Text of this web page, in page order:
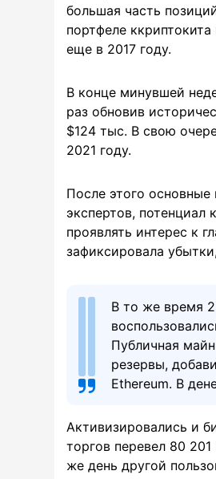
большая часть
портфеле
еще в 2017 году.
В конце минувшей
раз обновив
$124 тыс. В свою
2021 году.
После этого
экспертов, потенциал
проявлять интерес к
зафиксировала
В то же время
Публичная
резервы,
Ethereum. В
Активизировались и
торгов перевел 80
же день другой